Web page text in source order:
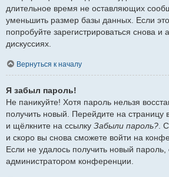
длительное время не оставляющих
уменьшить размер базы данных. Если
попробуйте зарегистрироваться снова и
дискуссиях.
Вернуться к началу
Я забыл пароль!
Не паникуйте! Хотя пароль нельзя
получить новый. Перейдите на
и щёлкните на ссылку Забыли пароль?.
и скоро вы снова сможете войти на
Если не удалось получить новый пароль,
администратором конференции.